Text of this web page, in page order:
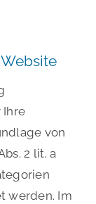
Ihre
von
2 lit. a
werden. Im